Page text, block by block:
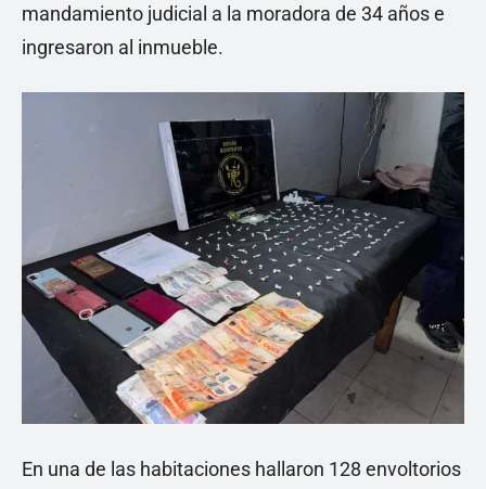
mandamiento judicial a la moradora de 34 años e
ingresaron al inmueble.
En una de las habitaciones hallaron 128 envoltorios